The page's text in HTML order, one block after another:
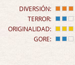
DIVERSIÓN:
TERROR:
ORIGINALIDAD:
GORE: